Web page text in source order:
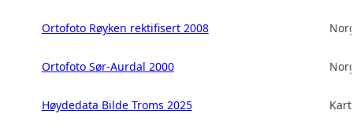
Ortofoto Røyken rektifisert 2008
Ortofoto Sør-Aurdal 2000
Høydedata Bilde Troms 2025